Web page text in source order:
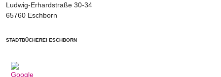
Ludwig-Erhardstraße 30-34
65760 Eschborn
STADTBÜCHEREI ESCHBORN